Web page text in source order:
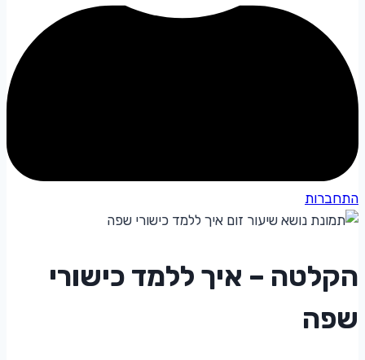
התחברות
הקלטה – איך ללמד כישורי
שפה